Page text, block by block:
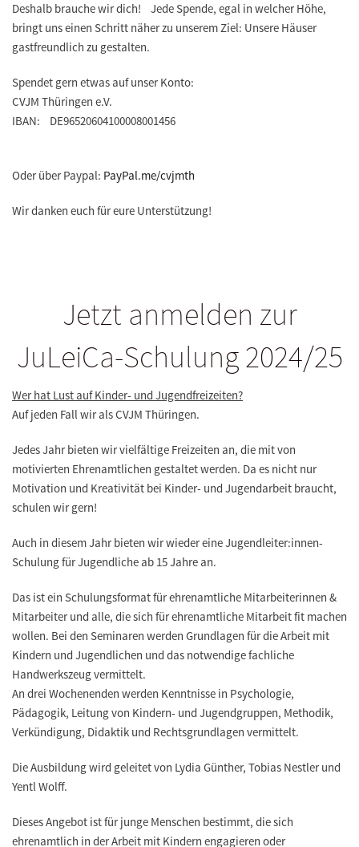
Deshalb brauche wir dich! Jede Spende, egal in welcher Höhe,
bringt uns einen Schritt näher zu unserem Ziel: Unsere Häuser
gastfreundlich zu gestalten.
Spendet gern etwas auf unser Konto:
CVJM Thüringen e.V.
IBAN: DE96520604100008001456
Oder über Paypal: PayPal.me/cvjmth
Wir danken euch für eure Unterstützung!
Jetzt anmelden zur
JuLeiCa-Schulung 2024/25
Wer hat Lust auf Kinder- und Jugendfreizeiten?
Auf jeden Fall wir als CVJM Thüringen.
Jedes Jahr bieten wir vielfältige Freizeiten an, die mit von
motivierten Ehrenamtlichen gestaltet werden. Da es nicht nur
Motivation und Kreativität bei Kinder- und Jugendarbeit braucht,
schulen wir gern!
Auch in diesem Jahr bieten wir wieder eine Jugendleiter:innen-
Schulung für Jugendliche ab 15 Jahre an.
Das ist ein Schulungsformat für ehrenamtliche Mitarbeiterinnen &
Mitarbeiter und alle, die sich für ehrenamtliche Mitarbeit fit machen
wollen. Bei den Seminaren werden Grundlagen für die Arbeit mit
Kindern und Jugendlichen und das notwendige fachliche
Handwerkszeug vermittelt.
An drei Wochenenden werden Kenntnisse in Psychologie,
Pädagogik, Leitung von Kindern- und Jugendgruppen, Methodik,
Verkündigung, Didaktik und Rechtsgrundlagen vermittelt.
Die Ausbildung wird geleitet von Lydia Günther, Tobias Nestler und
Yentl Wolff.
Dieses Angebot ist für junge Menschen bestimmt, die sich
ehrenamtlich in der Arbeit mit Kindern engagieren oder